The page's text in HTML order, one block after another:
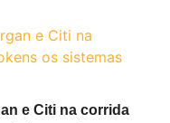
e Citi na corrida